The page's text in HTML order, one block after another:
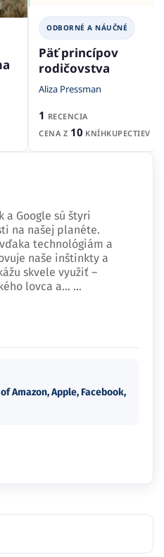
ODBORNÉ A NÁUČNÉ
Päť princípov
rodičovstva
Aliza Pressman
1 RECENCIA
CENA Z 10 KNÍHKUPECTIEV
a Google sú štyri
na našej planéte.
technológiám a
naše inštinkty a
skvele využiť –
lovca a… ...
Amazon, Apple, Facebook,